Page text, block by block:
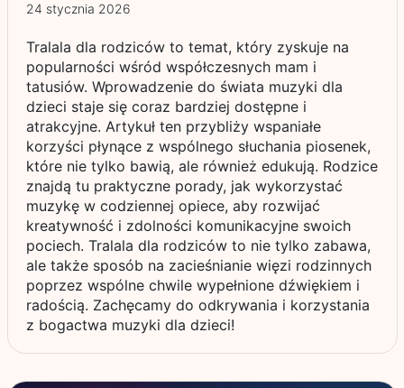
24 stycznia 2026
Tralala dla rodziców to temat, który zyskuje na
popularności wśród współczesnych mam i
tatusiów. Wprowadzenie do świata muzyki dla
dzieci staje się coraz bardziej dostępne i
atrakcyjne. Artykuł ten przybliży wspaniałe
korzyści płynące z wspólnego słuchania piosenek,
które nie tylko bawią, ale również edukują. Rodzice
znajdą tu praktyczne porady, jak wykorzystać
muzykę w codziennej opiece, aby rozwijać
kreatywność i zdolności komunikacyjne swoich
pociech. Tralala dla rodziców to nie tylko zabawa,
ale także sposób na zacieśnianie więzi rodzinnych
poprzez wspólne chwile wypełnione dźwiękiem i
radością. Zachęcamy do odkrywania i korzystania
z bogactwa muzyki dla dzieci!